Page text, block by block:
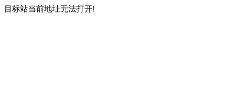
目标站当前地址无法打开!